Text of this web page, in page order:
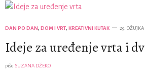
DAN PO DAN, DOM I VRT, KREATIVNI KUTAK 29. OŽUJKA
Ideje za uređenje vrta i
piše SUZANA DŽEKO